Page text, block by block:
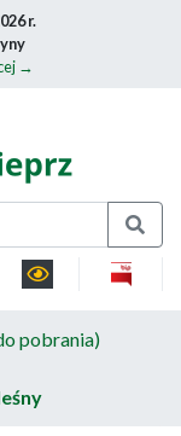
r.
→
Szukaj
pobrania)